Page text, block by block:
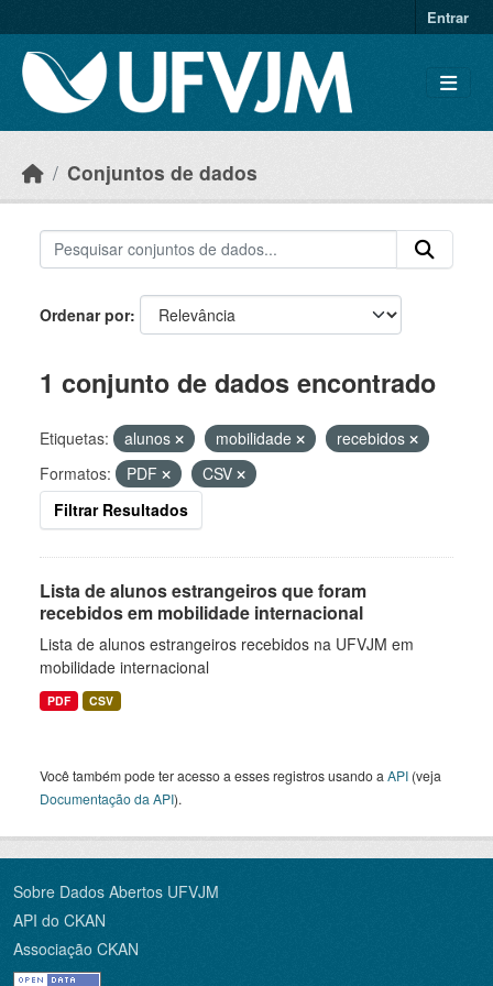
Entrar
Conjuntos de dados
Ordenar por
1 conjunto de dados encontrado
Etiquetas: alunos mobilidade
recebidos
Formatos:
PDF
CSV
Filtrar Resultados
Lista de alunos estrangeiros que foram
recebidos em mobilidade internacional
Lista de alunos estrangeiros recebidos na UFVJM em
mobilidade internacional
PDF CSV
Você também pode ter acesso a esses registros usando a API (veja
Documentação da API).
Sobre Dados Abertos UFVJM
API do CKAN
Associação CKAN